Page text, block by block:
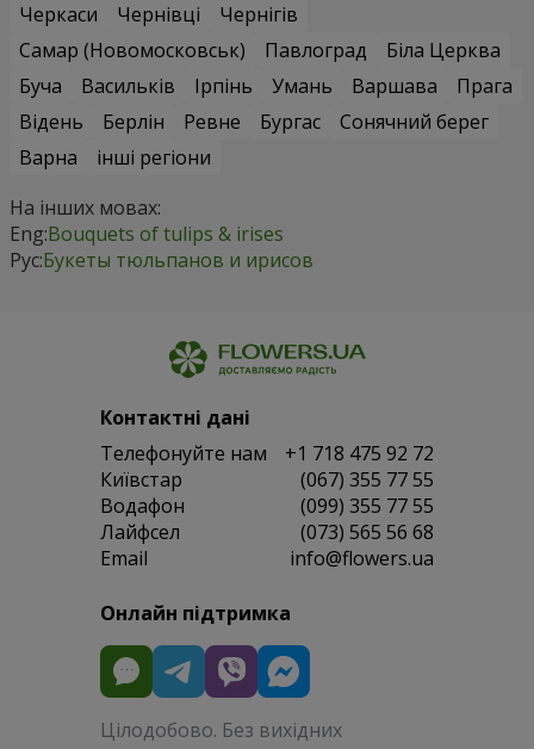
Черкаси
Чернівці
Чернігів
Самар (Новомосковськ)
Павлоград
Біла Церква
Буча
Васильків Ірпінь Умань Варшава
Прага
Відень
Берлін Ревне Бургас
Сонячний берег
Варна
інші регіони
На інших мовах:
Eng:Bouquets of tulips & irises
Рус:Букеты тюльпанов и ирисов
Контактні дані
Телефонуйте нам
+1 718 475 92 72
Київстар
(067) 355 77 55
Водафон
(099) 355 77 55
Лайфсел
(073) 565 56 68
Email
info@flowers.ua
Онлайн підтримка
Цілодобово. Без вихідних